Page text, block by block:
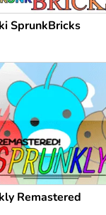
SprunkBricks
Remastered